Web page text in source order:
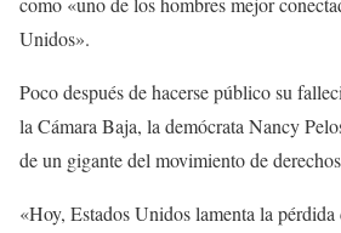
Unidos».
Poco después de hacerse público su
la Cámara Baja, la demócrata Nancy
de un gigante del movimiento de
«Hoy, Estados Unidos lamenta la